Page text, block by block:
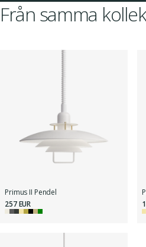
Från samma
Primus II Pendel
257 EUR